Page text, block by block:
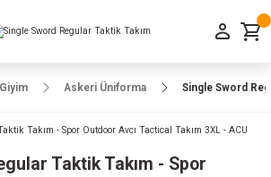
Askeri Üniforma Single Sword
Taktik Takım - Spor